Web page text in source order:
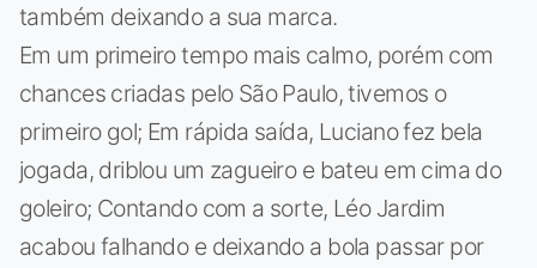
também deixando a sua marca.
Em um primeiro tempo mais calmo, porém com
chances criadas pelo São Paulo, tivemos o
primeiro gol; Em rápida saída, Luciano fez bela
jogada, driblou um zagueiro e bateu em cima do
goleiro; Contando com a sorte, Léo Jardim
acabou falhando e deixando a bola passar por